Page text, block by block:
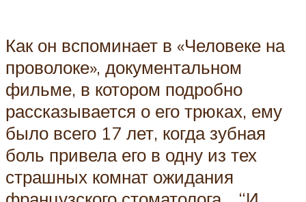
Как он вспоминает в «Человеке на
проволоке», документальном
фильме, в котором подробно
рассказывается о его трюках, ему
было всего 17 лет, когда зубная
боль привела его в одну из тех
страшных комнат ожидания